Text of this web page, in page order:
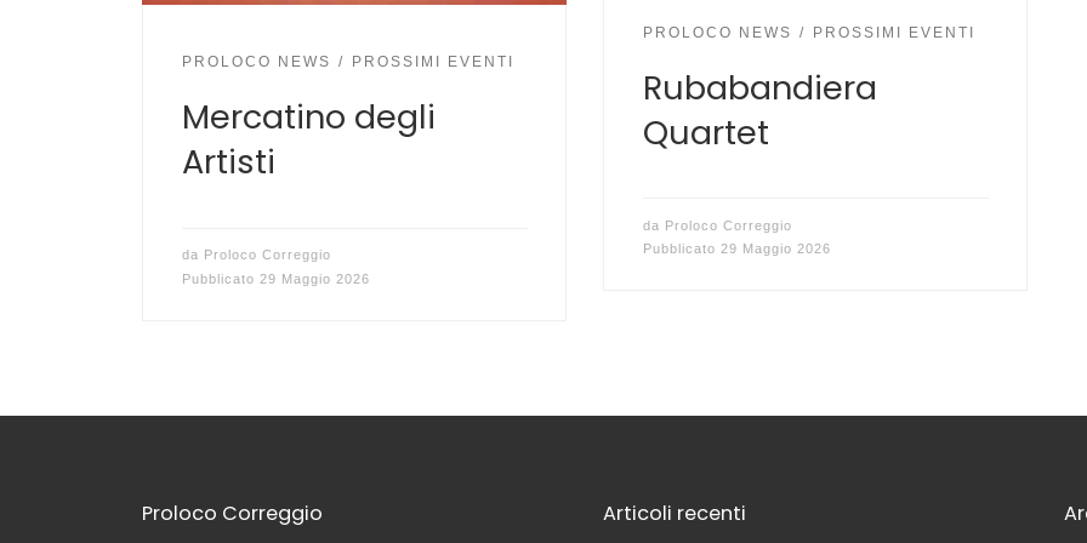
PROLOCO NEWS PROSSIMI EVENTI
Mercatino degli
Artisti
da Proloco Correggio
Pubblicato 29 Maggio 2026
PROLOCO NEWS PROSSIMI EVENTI
Rubabandiera
Quartet
da Proloco Correggio
Pubblicato 29 Maggio 2026
Proloco Correggio Articoli recenti